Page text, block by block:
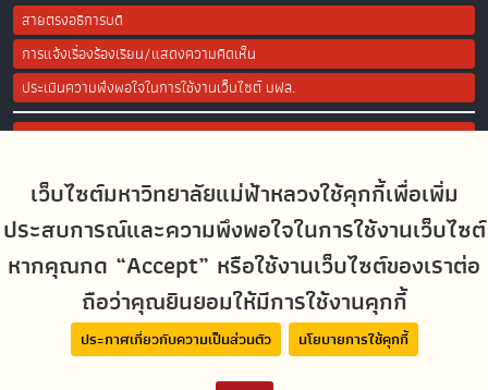
เว็บไซต์มหาวิทยาลัยแม่ฟ้าหลวงใช้คุกกี้เพื่อเพิ่ม
ประสบการณ์และความพึงพอใจในการใช้งานเว็บไซต์
หากคุณกด “Accept” หรือใช้งานเว็บไซต์ของเราต่อ
ถือว่าคุณยินยอมให้มีการใช้งานคุกกี้
ประกาศเกี่ยวกับความเป็นส่วนตัว นโยบายการใช้คุกกี้
สายตรงอธิการบดี
การแจ้งเรื่องร้องเรียน/แสดงความคิดเห็น
ประเมินความพึงพอใจในการใช้งานเว็บไซต์ มฟล.
Site Map
Social Media
MFUconnect